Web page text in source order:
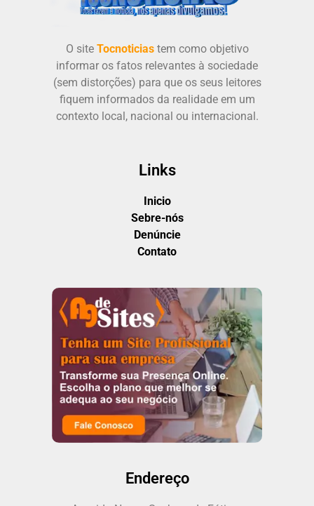
O site Tocnoticiastem como objetivo
informar os fatos relevantes à sociedade
(sem distorções) para que os seus leitores
fiquem informados da realidade em um
contexto local, nacional ou internacional.
Links
Inicio
Sebre-nós
Denúncie
Contato
Endereço